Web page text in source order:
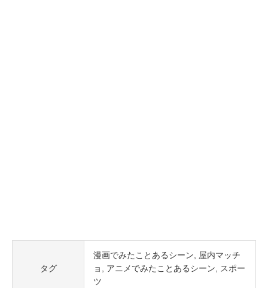
タグ
漫画でみたことあるシーン
屋内マッチ
ョ
アニメでみたことあるシーン
スポー
ツ